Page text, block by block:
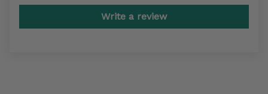
Write a review